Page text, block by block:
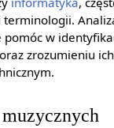
w
zrozumieniu